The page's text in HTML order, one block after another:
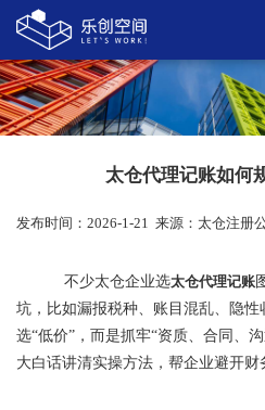
太仓代理记账如何
发布时间：2026-1-21 来源： 太仓注册
不少太仓企业选太仓代理记账
坑，比如漏报税种、账目混乱、隐
选“低价”，而是抓牢“资质、合同、
大白话讲清实操方法，帮企业避开财